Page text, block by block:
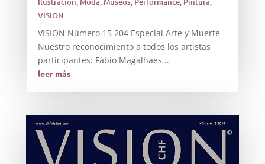
VISION
VISION Número 15 204 Especial Arte y Muerte
Nuestro reconocimiento a todos los artistas
participantes: Fábio Magalhaes...
leer más